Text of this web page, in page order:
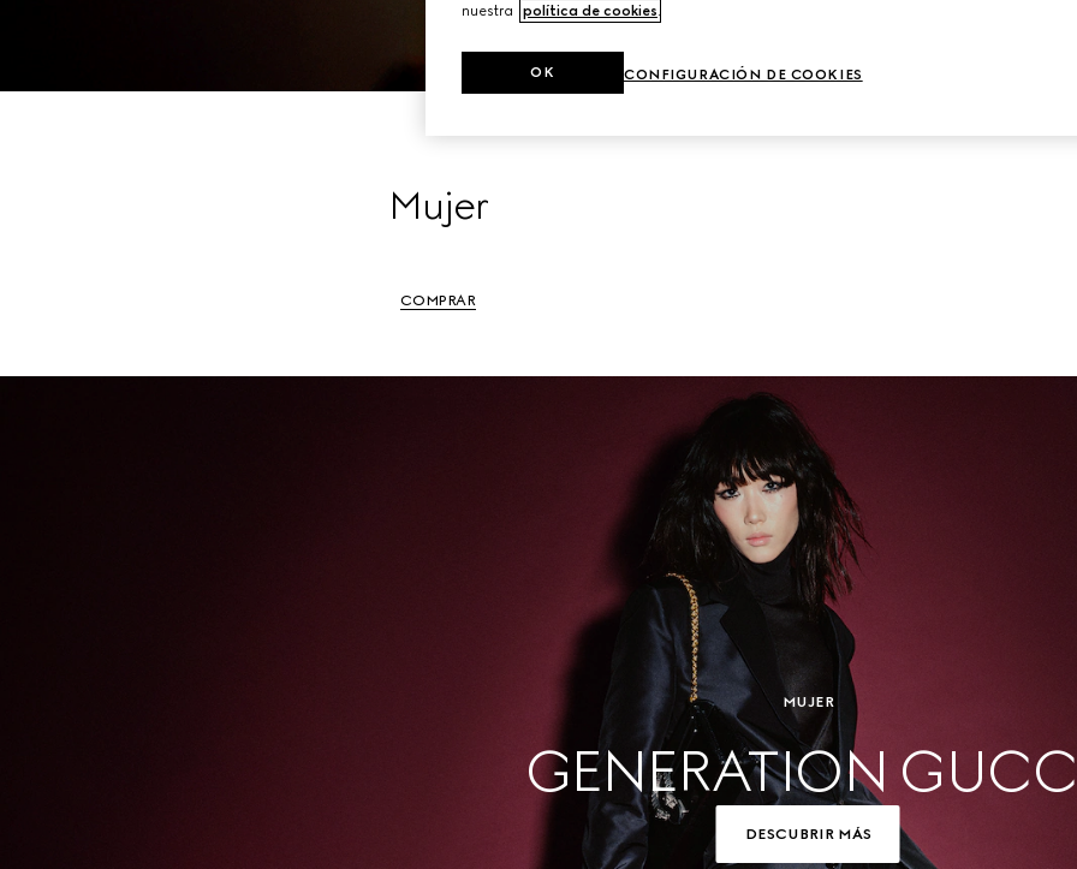
Mujer
COMPRAR
MUJER
GENERATION
DESCUBRIR MÁS
nuestra
política de cookies
CONFIGURACIÓN DE COOKIES
OK